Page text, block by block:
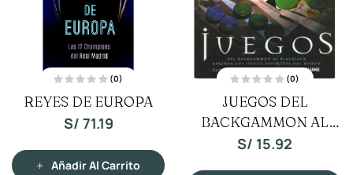
a
l
o
c
o
(0)
REYES DE EUROPA
S/ 71.19
Añadir Al Carrito
a
l
o
r
o
(0)
JUEGOS DEL
BACKGAMMON AL
BLACKJACK
S/ 15.92